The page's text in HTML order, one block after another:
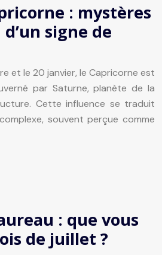
: mystères
signe de
et le 20 janvier, le Capricorne est
par Saturne, planète de la
Cette influence se traduit
souvent perçue comme
: que vous
de juillet ?